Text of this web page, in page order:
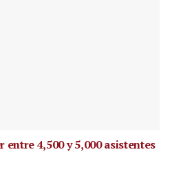
4,500 y 5,000 asistentes